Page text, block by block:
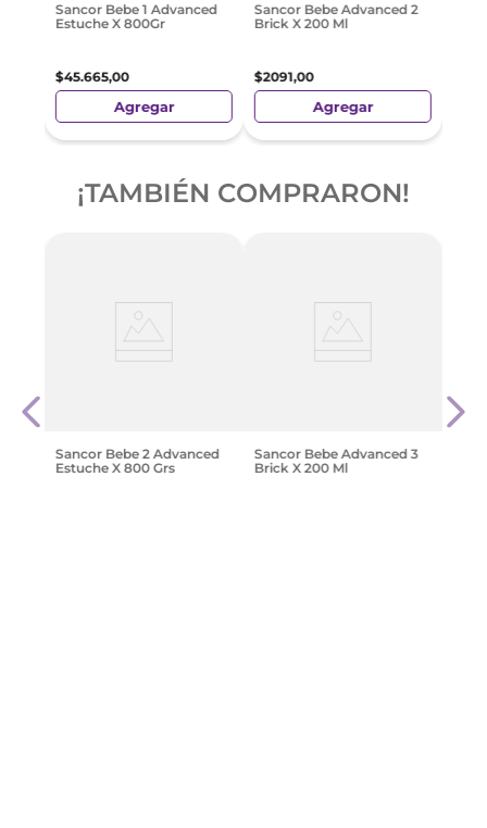
Sancor Bebe 1 Advanced
Estuche X 800Gr
$45.665,00
Agregar
Sancor Bebe Advanced 2
Brick X 200 Ml
$2091,00
Agregar
¡TAMBIÉN COMPRARON!
Sancor Bebe 2 Advanced
Estuche X 800 Grs
Sancor Bebe Advanced 3
Brick X 200 Ml